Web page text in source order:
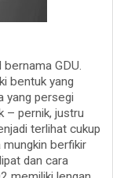
GDU.
bentuk yang
yang persegi
– pernik, justru
terlihat cukup
mungkin berfikir
dan cara